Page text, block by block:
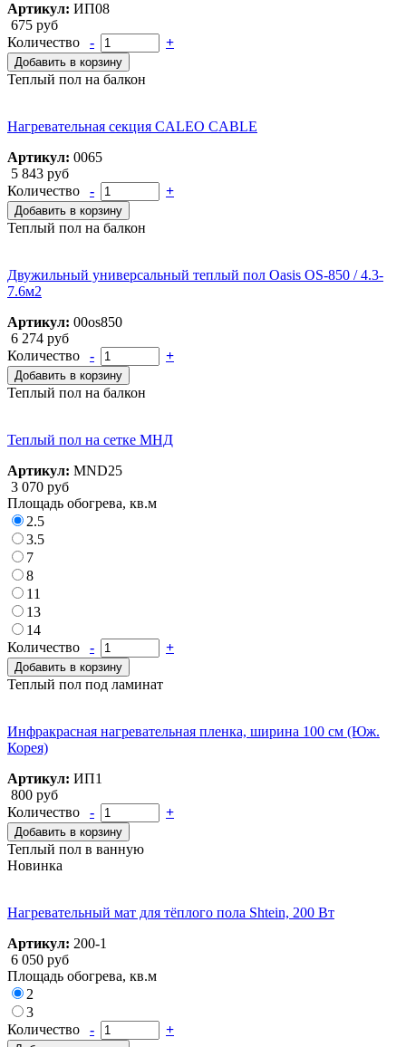
Артикул: ИП08
675 руб
Количество
- +
Добавить в корзину
Теплый пол на балкон
Нагревательная секция CALEO CABLE
Артикул: 0065
5 843 руб
Количество
- +
Добавить в корзину
Теплый пол на балкон
Двужильный универсальный теплый пол Oasis OS-850 / 4.3-
7.6м2
Артикул: 00os850
6 274 руб
Количество
- +
Добавить в корзину
Теплый пол на балкон
Теплый пол на сетке МНД
Артикул: MND25
3 070 руб
Площадь обогрева, кв.м
2.5
3.5
7
8
11
13
14
Количество
- +
Добавить в корзину
Теплый пол под ламинат
Инфракрасная нагревательная пленка, ширина 100 см (Юж.
Корея)
Артикул: ИП1
800 руб
Количество
- +
Добавить в корзину
Теплый пол в ванную
Новинка
Нагревательный мат для тёплого пола Shtein, 200 Вт
Артикул: 200-1
6 050 руб
Площадь обогрева, кв.м
2
3
Количество
- +